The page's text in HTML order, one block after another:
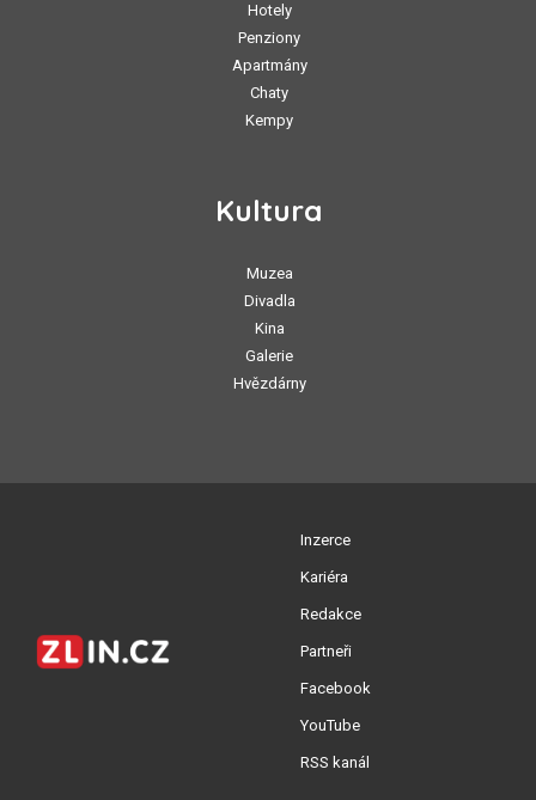
Hotely
Penziony
Apartmány
Chaty
Kempy
Kultura
Muzea
Divadla
Kina
Galerie
Hvězdárny
Inzerce
Kariéra
Redakce
Partneři
Facebook
YouTube
RSS kanál